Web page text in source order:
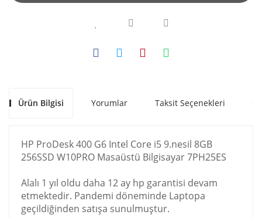
Ürün Bilgisi Yorumlar Taksit Seçenekleri
HP ProDesk 400 G6 Intel Core i5 9.nesil 8GB
256SSD W10PRO Masaüstü Bilgisayar 7PH25ES
Alalı 1 yıl oldu daha 12 ay hp garantisi devam
etmektedir. Pandemi döneminde Laptopa
geçildiğinden satışa sunulmuştur.